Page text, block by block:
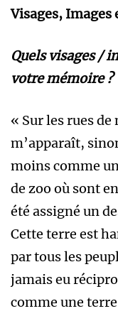
Visages, Images
Quels visages /
votre mémoire ?
« Sur les rues
m’apparaît,
moins comme
de zoo où sont
été assigné un
Cette terre est
par tous les
jamais eu
comme une terre